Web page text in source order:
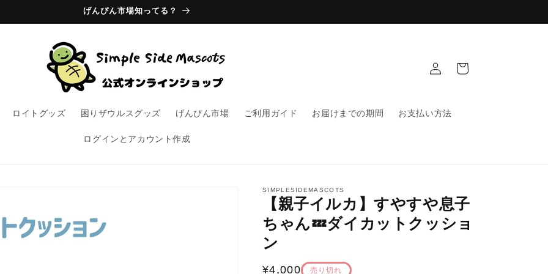
げんぴん市場知ってる？
ロイトグッズ 困りザウルスグッズ げんぴん市場 ご利用ガイド お届けまでの期間 お支払い方法
ログインとアカウント作成
イ
ー
SIMPLESIDEMASCOTS
【親子イルカ】すやすや息子
ちゃん💤ダイカットクッショ
ン
通
¥4,000 売り切れ